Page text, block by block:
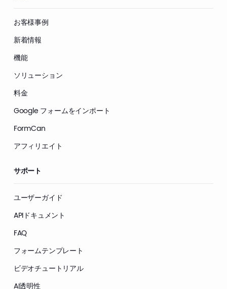
お客様事例
新着情報
機能
ソリューション
料金
Google フォームをインポート
FormCan
アフィリエイト
サポート
ユーザーガイド
APIドキュメント
FAQ
フォームテンプレート
ビデオチュートリアル
AI透明性